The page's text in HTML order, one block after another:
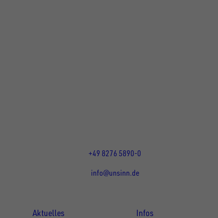
+49 8276 5890-0
info@unsinn.de
Aktuelles Infos